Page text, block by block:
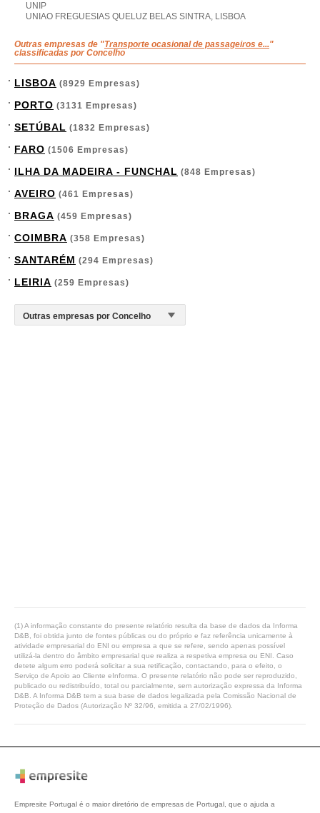
UNIP
UNIAO FREGUESIAS QUELUZ BELAS SINTRA, LISBOA
Outras empresas de "Transporte ocasional de passageiros e..."
classificadas por Concelho
LISBOA (8929 Empresas)
PORTO (3131 Empresas)
SETÚBAL (1832 Empresas)
FARO (1506 Empresas)
ILHA DA MADEIRA - FUNCHAL (848 Empresas)
AVEIRO (461 Empresas)
BRAGA (459 Empresas)
COIMBRA (358 Empresas)
SANTARÉM (294 Empresas)
LEIRIA (259 Empresas)
(1) A informação constante do presente relatório resulta da base de dados da Informa
D&B, foi obtida junto de fontes públicas ou do próprio e faz referência unicamente à
atividade empresarial do ENI ou empresa a que se refere, sendo apenas possível
utilizá-la dentro do âmbito empresarial que realiza a respetiva empresa ou ENI. Caso
detete algum erro poderá solicitar a sua retificação, contactando, para o efeito, o
Serviço de Apoio ao Cliente eInforma. O presente relatório não pode ser reproduzido,
publicado ou redistribuído, total ou parcialmente, sem autorização expressa da Informa
D&B. A Informa D&B tem a sua base de dados legalizada pela Comissão Nacional de
Proteção de Dados (Autorização Nº 32/96, emitida a 27/02/1996).
Empresite Portugal é o maior diretório de empresas de Portugal, que o ajuda a